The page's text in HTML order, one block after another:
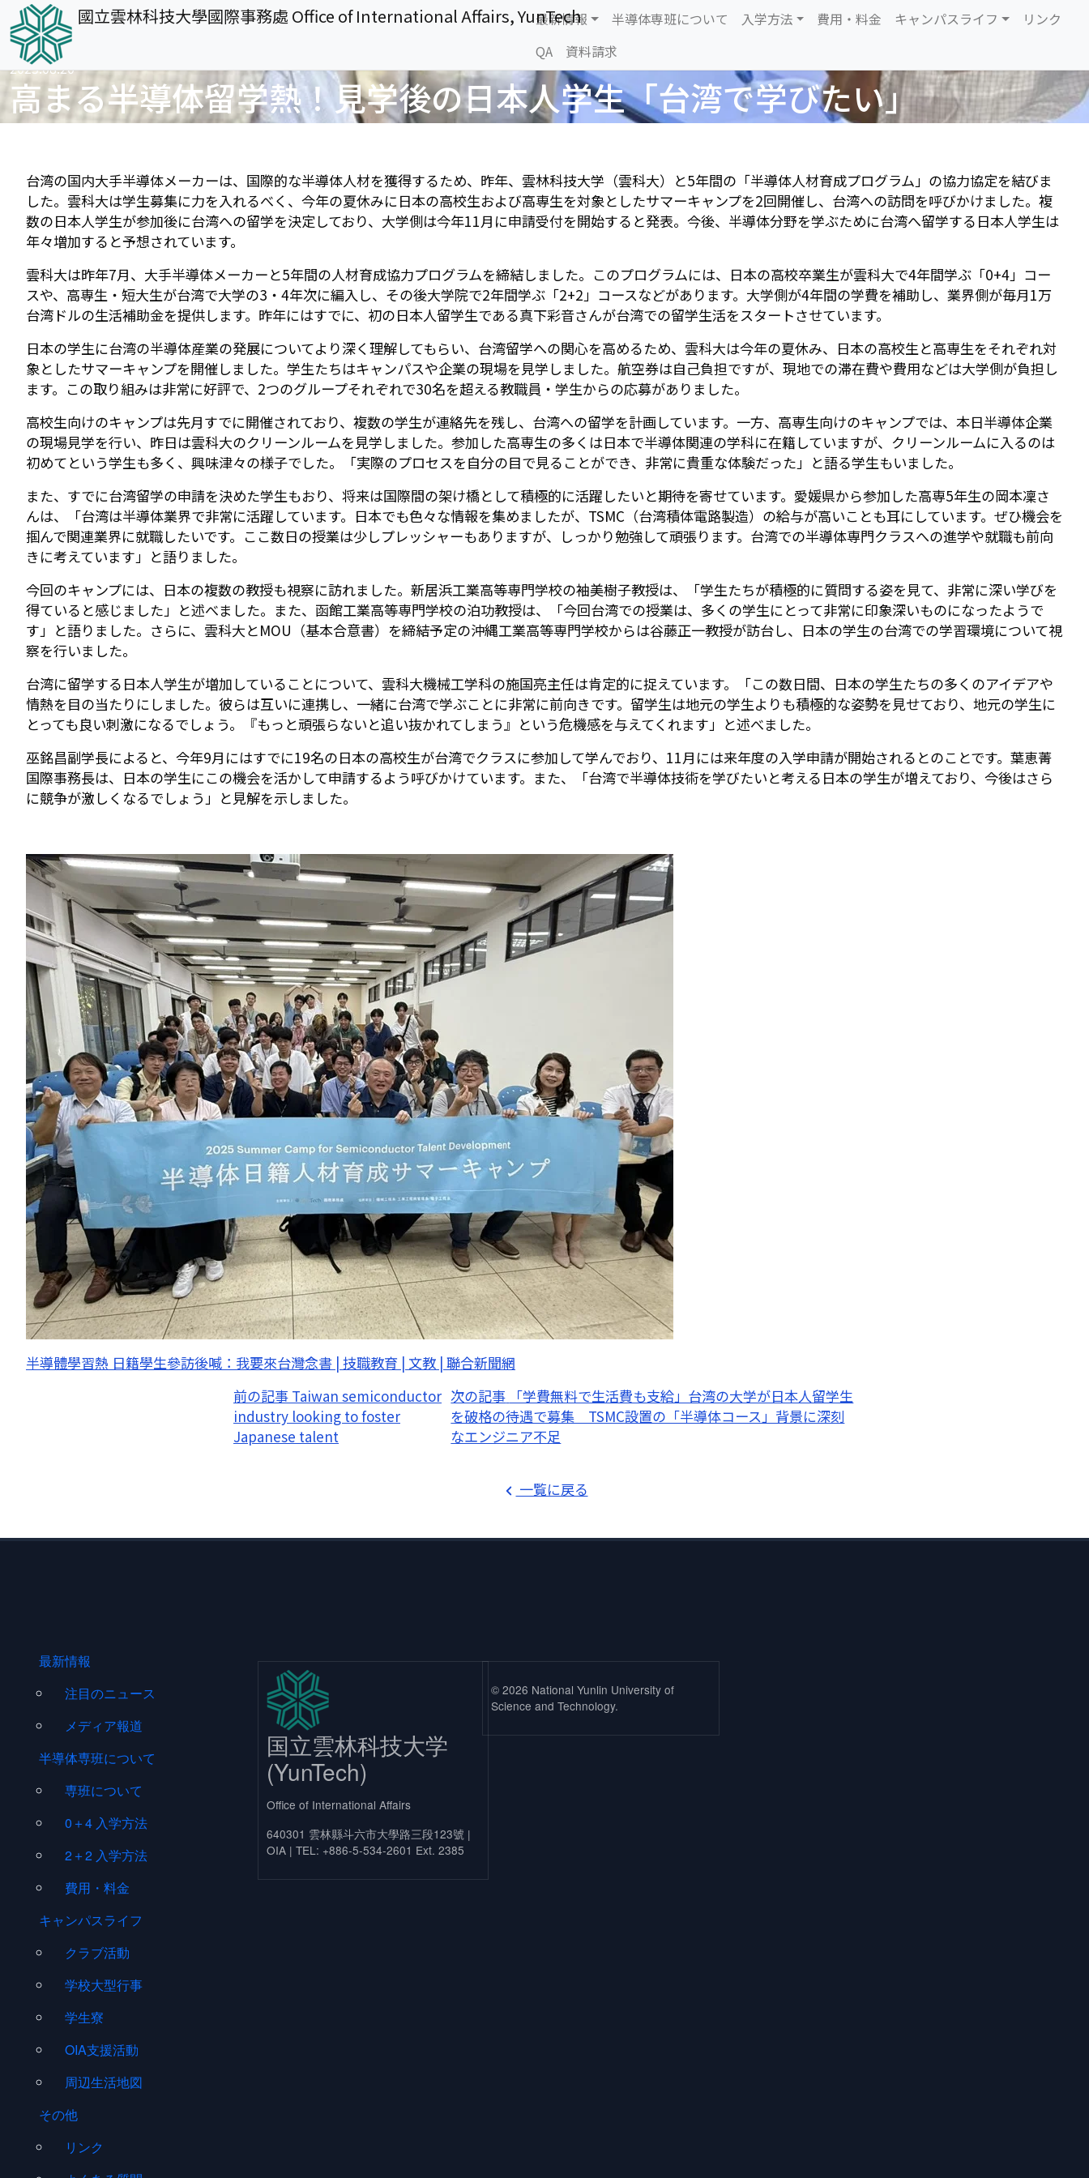
移至主內容
國立雲林科技大學國際事務處 Office of International Affairs, YunTech
主選單
最新情報 半導体専班について 入学方法 費用・料金 キャンパスライフ
リンク
QA
資料請求
2025.08.20
高まる半導体留学熱！見学後の日本人学生「台湾で学びたい」
台湾の国内大手半導体メーカーは、国際的な半導体人材を獲得するため、昨年、雲林科技大学（雲科大）と5年間の「半導体人材育成プログラム」の協力協定を結びま
した。雲科大は学生募集に力を入れるべく、今年の夏休みに日本の高校生および高専生を対象としたサマーキャンプを2回開催し、台湾への訪問を呼びかけました。複
数の日本人学生が参加後に台湾への留学を決定しており、大学側は今年11月に申請受付を開始すると発表。今後、半導体分野を学ぶために台湾へ留学する日本人学生は
年々増加すると予想されています。
雲科大は昨年7月、大手半導体メーカーと5年間の人材育成協力プログラムを締結しました。このプログラムには、日本の高校卒業生が雲科大で4年間学ぶ「0+4」コー
スや、高専生・短大生が台湾で大学の3・4年次に編入し、その後大学院で2年間学ぶ「2+2」コースなどがあります。大学側が4年間の学費を補助し、業界側が毎月1万
台湾ドルの生活補助金を提供します。昨年にはすでに、初の日本人留学生である真下彩音さんが台湾での留学生活をスタートさせています。
日本の学生に台湾の半導体産業の発展についてより深く理解してもらい、台湾留学への関心を高めるため、雲科大は今年の夏休み、日本の高校生と高専生をそれぞれ対
象としたサマーキャンプを開催しました。学生たちはキャンパスや企業の現場を見学しました。航空券は自己負担ですが、現地での滞在費や費用などは大学側が負担し
ます。この取り組みは非常に好評で、2つのグループそれぞれで30名を超える教職員・学生からの応募がありました。
高校生向けのキャンプは先月すでに開催されており、複数の学生が連絡先を残し、台湾への留学を計画しています。一方、高専生向けのキャンプでは、本日半導体企業
の現場見学を行い、昨日は雲科大のクリーンルームを見学しました。参加した高専生の多くは日本で半導体関連の学科に在籍していますが、クリーンルームに入るのは
初めてという学生も多く、興味津々の様子でした。「実際のプロセスを自分の目で見ることができ、非常に貴重な体験だった」と語る学生もいました。
また、すでに台湾留学の申請を決めた学生もおり、将来は国際間の架け橋として積極的に活躍したいと期待を寄せています。愛媛県から参加した高専5年生の岡本凜さ
んは、「台湾は半導体業界で非常に活躍しています。日本でも色々な情報を集めましたが、TSMC（台湾積体電路製造）の給与が高いことも耳にしています。ぜひ機会を
掴んで関連業界に就職したいです。ここ数日の授業は少しプレッシャーもありますが、しっかり勉強して頑張ります。台湾での半導体専門クラスへの進学や就職も前向
きに考えています」と語りました。
今回のキャンプには、日本の複数の教授も視察に訪れました。新居浜工業高等専門学校の袖美樹子教授は、「学生たちが積極的に質問する姿を見て、非常に深い学びを
得ていると感じました」と述べました。また、函館工業高等専門学校の泊功教授は、「今回台湾での授業は、多くの学生にとって非常に印象深いものになったようで
す」と語りました。さらに、雲科大とMOU（基本合意書）を締結予定の沖縄工業高等専門学校からは谷藤正一教授が訪台し、日本の学生の台湾での学習環境について視
察を行いました。
台湾に留学する日本人学生が増加していることについて、雲科大機械工学科の施国亮主任は肯定的に捉えています。「この数日間、日本の学生たちの多くのアイデアや
情熱を目の当たりにしました。彼らは互いに連携し、一緒に台湾で学ぶことに非常に前向きです。留学生は地元の学生よりも積極的な姿勢を見せており、地元の学生に
とっても良い刺激になるでしょう。『もっと頑張らないと追い抜かれてしまう』という危機感を与えてくれます」と述べました。
巫銘昌副学長によると、今年9月にはすでに19名の日本の高校生が台湾でクラスに参加して学んでおり、11月には来年度の入学申請が開始されるとのことです。葉恵菁
国際事務長は、日本の学生にこの機会を活かして申請するよう呼びかけています。また、「台湾で半導体技術を学びたいと考える日本の学生が増えており、今後はさら
に競争が激しくなるでしょう」と見解を示しました。
半導體學習熱 日籍學生參訪後喊：我要來台灣念書 | 技職教育 | 文教 | 聯合新聞網
前の記事 Taiwan semiconductor
industry looking to foster
Japanese talent
次の記事 「学費無料で生活費も支給」台湾の大学が日本人留学生
を破格の待遇で募集 TSMC設置の「半導体コース」背景に深刻
なエンジニア不足
一覧に戻る
FOOTER MENU
最新情報
注目のニュース
メディア報道
半導体専班について
専班について
0＋4 入学方法
2＋2 入学方法
費用・料金
キャンパスライフ
クラブ活動
学校大型行事
学生寮
OIA支援活動
周辺生活地図
その他
リンク
国立雲林科技大学
(YunTech)
Office of International Affairs
640301 雲林縣斗六市大學路三段123號 |
OIA | TEL: +886-5-534-2601 Ext. 2385
© 2026 National Yunlin University of
Science and Technology.